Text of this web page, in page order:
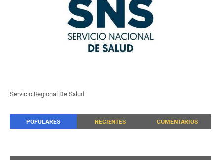
Servicio Regional De Salud
POPULARES RECIENTES COMENTARIOS